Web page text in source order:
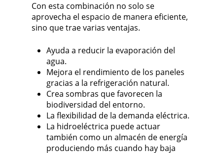
Con esta combinación no solo se
aprovecha el espacio de manera eficiente,
sino que trae varias ventajas.
Ayuda a reducir la evaporación del
agua.
Mejora el rendimiento de los paneles
gracias a la refrigeración natural.
Crea sombras que favorecen la
biodiversidad del entorno.
La flexibilidad de la demanda eléctrica.
La hidroeléctrica puede actuar
también como un almacén de energía
produciendo más cuando hay baja